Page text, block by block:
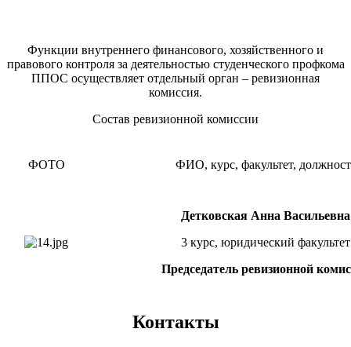
Функции внутреннего финансового, хозяйственного и
правового контроля за деятельностью студенческого профкома
ППОС осуществляет отдельный орган – ревизионная
комиссия.
Состав ревизионной комиссии
ФОТО ФИО, курс, факультет,
Детковская Анна Васильевна
3 курс, юридический факультет
Председатель ревизионной
Контакты